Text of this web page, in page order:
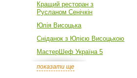
Кращий ресторан з
Русланом Сенічкін
Юлія Висоцька
Сніданок з Юлією Висоцькою
МастерШеф Україна 5
показати ще